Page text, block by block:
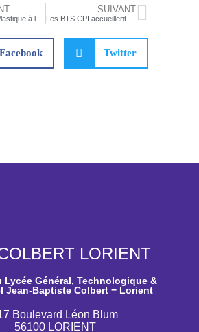
SUIVANT
Facebook Twitter
LORIENT
Général, Technologique &
Jean-Baptiste Colbert − Lorient
Boulevard Léon Blum
56100 LORIENT